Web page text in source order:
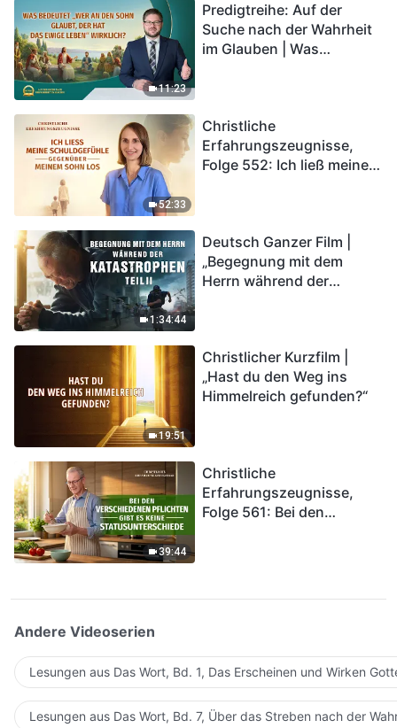
11:23
Predigtreihe: Auf der
Suche nach der Wahrheit
im Glauben | Was
52:33
Christliche
Erfahrungszeugnisse,
Folge 552: Ich ließ meine
1:34:44
Deutsch Ganzer Film |
„Begegnung mit dem
Herrn während der
in das Königreich Gottes
eintreten?
19:51
Christlicher Kurzfilm |
„Hast du den Weg ins
Himmelreich gefunden?“
39:44
Christliche
Erfahrungszeugnisse,
Folge 561: Bei den
Andere Videoserien
Lesungen aus Das Wort, Bd. 1, Das Erscheinen und Wirken
Lesungen aus Das Wort, Bd. 7, Über das Streben nach der